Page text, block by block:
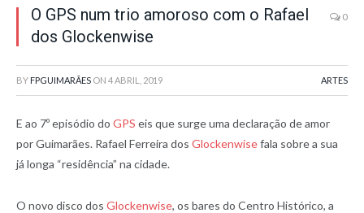
O GPS num trio amoroso com o Rafael
dos Glockenwise
0
BY FPGUIMARÃES ON 4 ABRIL, 2019 ARTES
E ao 7º episódio do GPS eis que surge uma declaração de amor
por Guimarães. Rafael Ferreira dos Glockenwisefala sobre a sua
já longa “residência” na cidade.
O novo disco dos Glockenwise, os bares do Centro Histórico, a